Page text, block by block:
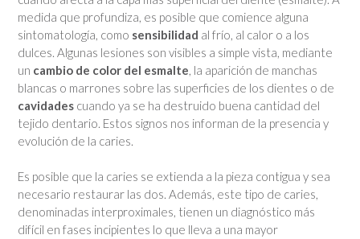
medida que profundiza, es posible que comience alguna
sintomatología, como sensibilidad al frío, al calor o a los
dulces. Algunas lesiones son visibles a simple vista, mediante
un cambio de color del esmalte, la aparición de manchas
blancas o marrones sobre las superficies de los dientes o de
cavidades cuando ya se ha destruido buena cantidad del
tejido dentario. Estos signos nos informan de la presencia y
evolución de la caries.
Es posible que la caries se extienda a la pieza contigua y sea
necesario restaurar las dos. Además, este tipo de caries,
denominadas interproximales, tienen un diagnóstico más
difícil en fases incipientes lo que lleva a una mayor